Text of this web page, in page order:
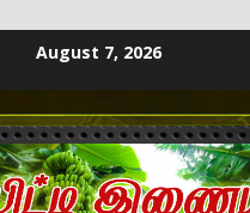
August 7, 2026